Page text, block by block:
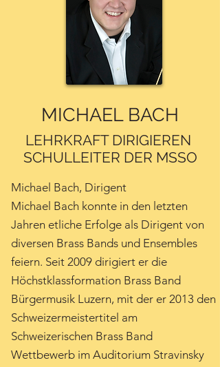
MICHAEL BACH
LEHRKRAFT DIRIGIEREN
SCHULLEITER DER MSSO
Michael Bach, Dirigent
Michael Bach konnte in den letzten
Jahren etliche Erfolge als Dirigent von
diversen Brass Bands und Ensembles
feiern. Seit 2009 dirigiert er die
Höchstklassformation Brass Band
Bürgermusik Luzern, mit der er 2013 den
Schweizermeistertitel am
Schweizerischen Brass Band
Wettbewerb im Auditorium Stravinsky